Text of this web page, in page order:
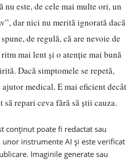
nu este, de cele mai multe ori, un
dar nici nu merită ignorată dacă
de regulă, că are nevoie de
mai lent și o atenție mai bună
Dacă simptomele se repetă,
medical. E mai eficient decât
repari ceva fără să știi cauza.
conținut poate fi redactat sau
instrumente AI și este verificat
Imaginile generate sau